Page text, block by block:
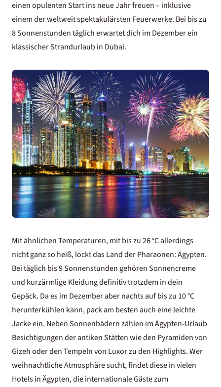
einen opulenten Start ins neue Jahr freuen – inklusive
einem der weltweit spektakulärsten Feuerwerke. Bei bis zu
8 Sonnenstunden täglich erwartet dich im Dezember ein
klassischerStrandurlaub in Dubai.
Mit ähnlichen Temperaturen, mit bis zu 26 °C allerdings
nicht ganz so heiß, lockt das Land der Pharaonen: Ägypten.
Bei täglich bis 9 Sonnenstunden gehören Sonnencreme
und kurzärmlige Kleidung definitiv trotzdem in dein
Gepäck. Da es im Dezember aber nachts auf bis zu 10 °C
herunterkühlen kann, pack am besten auch eine leichte
Jacke ein. Neben Sonnenbädern zählen imÄgypten-Urlaub
Besichtigungen der antiken Stätten wie den Pyramiden von
Gizeh oder den Tempeln von Luxor zu den Highlights. Wer
weihnachtliche Atmosphäre sucht, findet diese in vielen
Hotels in Ägypten, die internationale Gäste zum